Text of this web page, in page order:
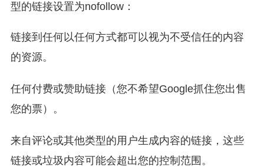
型的链接设置为nofollow：
链接到任何以任何方式都可以视为不受信任的内容
的资源。
任何付费或赞助链接（您不希望Google抓住您出售
您的票）。
来自评论或其他类型的用户生成内容的链接，这些
链接或垃圾内容可能会超出您的控制范围。